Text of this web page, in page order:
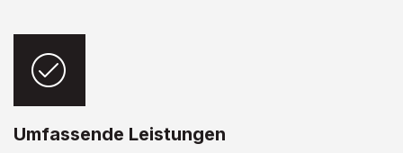
Umfassende Leistungen